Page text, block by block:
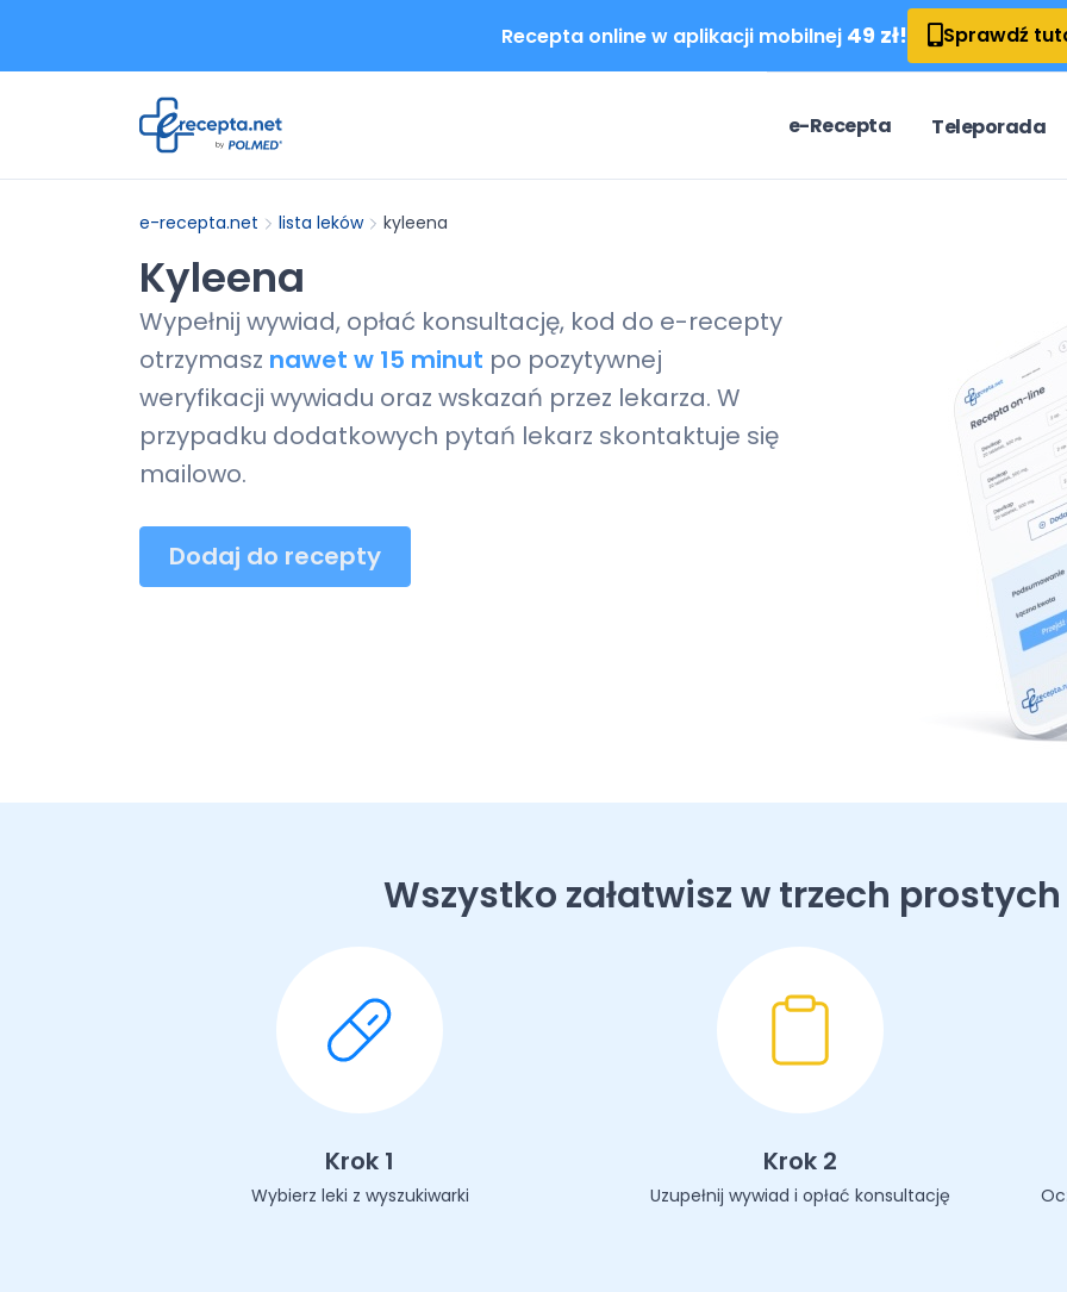
Recepta online w aplikacji mobilnej 49 zł! Sprawdź
e-Recepta Teleporada
e-recepta.net lista leków kyleena
Kyleena
Wypełnij wywiad, opłać konsultację, kod do e-recepty
otrzymasz nawet w 15 minut po pozytywnej
weryfikacji wywiadu oraz wskazań przez lekarza. W
przypadku dodatkowych pytań lekarz skontaktuje się
mailowo.
Dodaj do recepty
Wszystko załatwisz w trzech
Krok 1
Wybierz leki z wyszukiwarki
Krok 2
Uzupełnij wywiad i opłać konsultację